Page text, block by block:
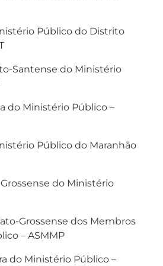
Público do Distrito
Santense do Ministério
do Ministério Público –
Público do Maranhão
do Ministério
Grossense dos Membros
– ASMMP
do Ministério Público –